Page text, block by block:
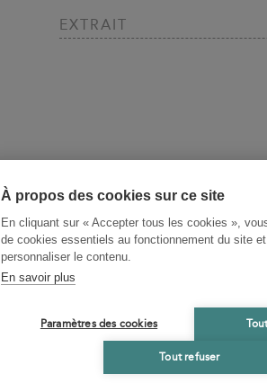
À propos des cookies sur ce site
En cliquant sur « Accepter tous les cookies »,
de cookies essentiels au fonctionnement du site
personnaliser le contenu.
En savoir plus
Paramètres des cookies
Tout refuser
EXTRAIT